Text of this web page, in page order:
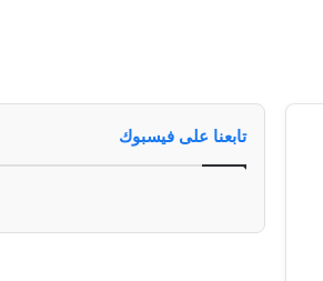
تابعنا على فيسبوك